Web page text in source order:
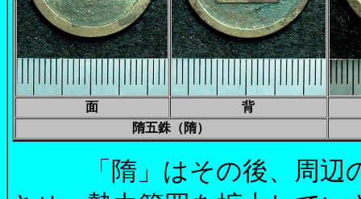
面
背
隋五銖（隋）
「隋」はその後、周辺の